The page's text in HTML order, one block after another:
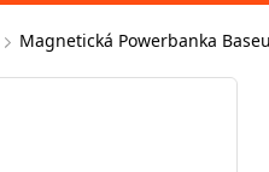
Magnetická Powerbanka